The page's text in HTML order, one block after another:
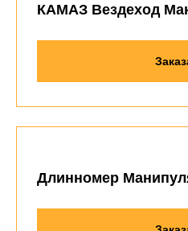
КАМАЗ Вездеход
Длинномер